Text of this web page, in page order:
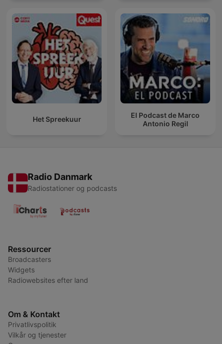
Het Spreekuur
El Podcast de Marco
Antonio Regil
Radio Danmark
Radiostationer og podcasts
Ressourcer
Broadcasters
Widgets
Radiowebsites efter land
Om & Kontakt
Privatlivspolitik
Vilkår og tjenester